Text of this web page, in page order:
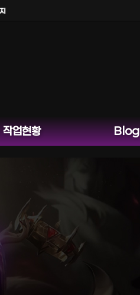
오톡 외 다른 채팅은 운영하지 않습니다.
작업현황 Blog